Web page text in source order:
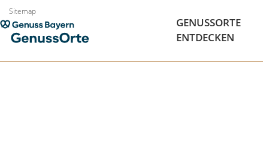
Zum
Inhalt
springen
Sitemap
GENUSSORTE
ENTDECKEN